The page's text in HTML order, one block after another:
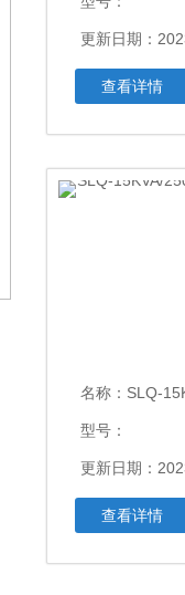
更新日期：
查看详情
名称： SLQ-
型号：
更新日期：
查看详情